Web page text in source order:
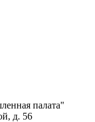
палата"
д. 56